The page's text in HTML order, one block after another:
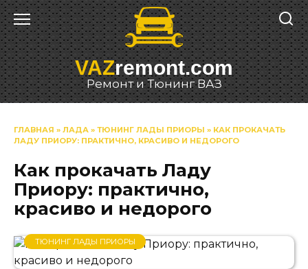
Перейти
к
содержанию
VAZremont.com
Ремонт и Тюнинг ВАЗ
ГЛАВНАЯ » ЛАДА » ТЮНИНГ ЛАДЫ ПРИОРЫ » КАК ПРОКАЧАТЬ
ЛАДУ ПРИОРУ: ПРАКТИЧНО, КРАСИВО И НЕДОРОГО
Как прокачать Ладу
Приору: практично,
красиво и недорого
ТЮНИНГ ЛАДЫ ПРИОРЫ